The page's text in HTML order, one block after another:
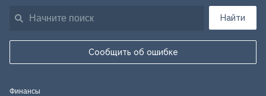
Найти
Сообщить об ошибке
Финансы